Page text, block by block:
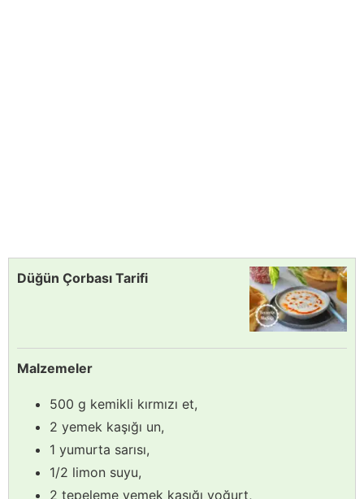
Düğün Çorbası Tarifi
Malzemeler
500 g kemikli kırmızı et,
2 yemek kaşığı un,
1 yumurta sarısı,
1/2 limon suyu,
2 tepeleme yemek kaşığı yoğurt,